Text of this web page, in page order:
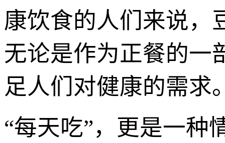
康饮食的人们来说，
无论是作为正餐的一
足人们对健康的需求
“每天吃”，更是一种